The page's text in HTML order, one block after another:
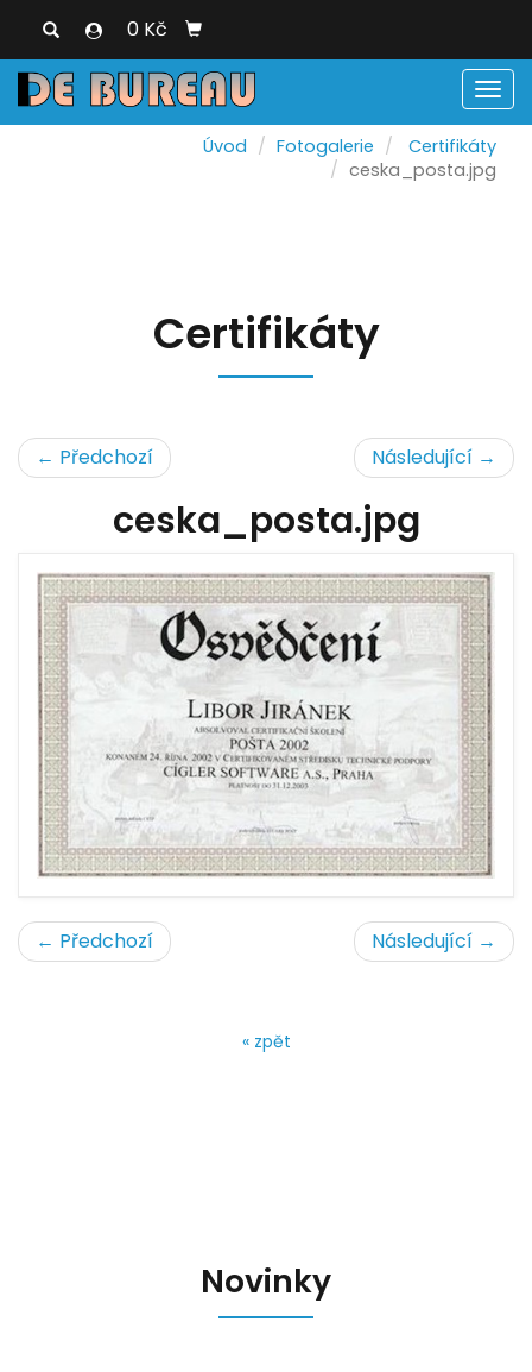
0 Kč
Úvod Fotogalerie
Certifikáty
ceska_posta.jpg
Certifikáty
← Předchozí Následující →
ceska_posta.jpg
← Předchozí Následující →
« zpět
Novinky